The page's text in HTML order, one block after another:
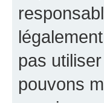
pas
pouvons